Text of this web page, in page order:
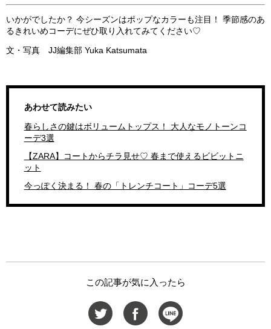
いかがでしたか？ 今シーズンはポップなカラーも注目！ 季節感のあ
るきれいめコーデにぜひ取り入れてみてください♡
文・写真 JJ編集部 Yuka Katsumata
あわせて読みたい
春らしさの鍵はボリュームトップス！ 大人なモノトーンコ
ーデ3選
【ZARA】コートからチラ見せ♡ 春まで使えるビビットニ
ット
今っぽく決まる！ 春の「トレンチコート」コーデ5選
この記事が気に入ったら